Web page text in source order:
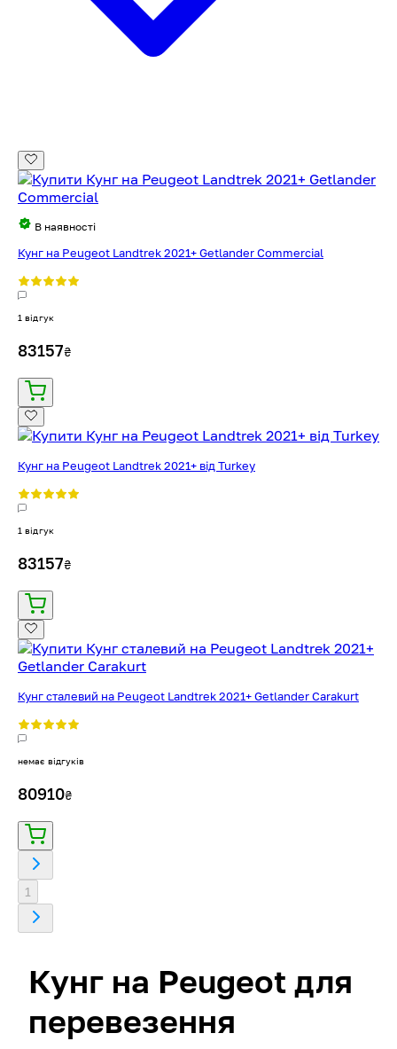
В наявності
Кунг на Peugeot Landtrek 2021+ Getlander Commercial
1 відгук
83157₴
Кунг на Peugeot Landtrek 2021+ від Turkey
1 відгук
83157₴
Кунг сталевий на Peugeot Landtrek 2021+ Getlander Carakurt
немає відгуків
80910₴
1
Кунг на Peugeot для
перевезення